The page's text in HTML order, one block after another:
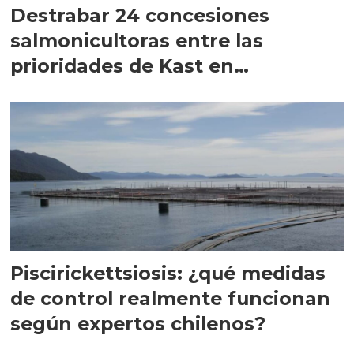
Destrabar 24 concesiones
salmonicultoras entre las
prioridades de Kast en
Piscirickettsiosis: ¿qué medidas
de control realmente funcionan
según expertos chilenos?